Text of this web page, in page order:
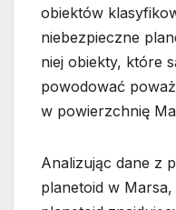
obiektów
niebezpieczne
niej obiekty, które
powodować
w powierzchnię
Analizując dane z
planetoid w